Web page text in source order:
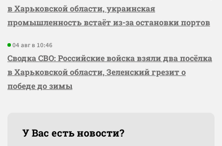
в Харьковской области, украинская
промышленность встаёт из-за остановки портов
04 авг в 10:46
Сводка СВО: Российские войска взяли два посёлка
в Харьковской области, Зеленский грезит о
победе до зимы
У Вас есть новости?